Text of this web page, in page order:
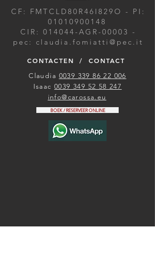
CF: FMTCLD80R46I829O - PI:
01010900148
CIR: 014044-AGR-00003 -
pec: claudia.fomiatti@pec.it
CONTACTEN / CONTACT
Claudia 0039 339 86 22 006
Isaac0039 349 52 58 247
info@carossa.eu
BOEK / RESERVEER ONLINE